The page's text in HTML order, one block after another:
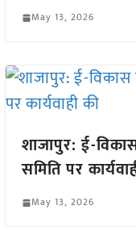
May 13, 2026
शाजापुर: ई-
समिति पर
May 13, 2026